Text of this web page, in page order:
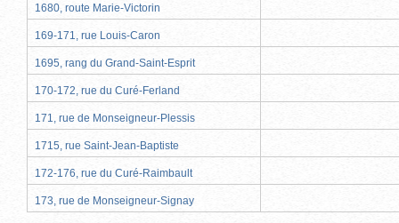
1680, route Marie-Victorin
169-171, rue Louis-Caron
1695, rang du Grand-Saint-Esprit
170-172, rue du Curé-Ferland
171, rue de Monseigneur-Plessis
1715, rue Saint-Jean-Baptiste
172-176, rue du Curé-Raimbault
173, rue de Monseigneur-Signay